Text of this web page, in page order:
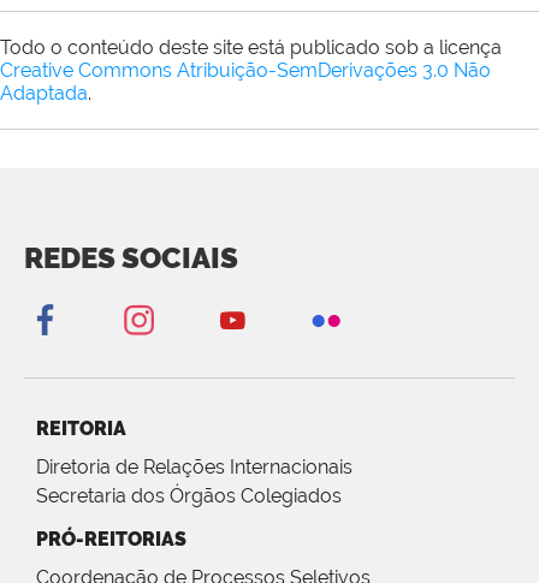
Todo o conteúdo deste site está publicado sob a licença
Creative Commons Atribuição-SemDerivações 3.0 Não
Adaptada.
REDES SOCIAIS
REITORIA
Diretoria de Relações Internacionais
Secretaria dos Órgãos Colegiados
PRÓ-REITORIAS
Coordenação de Processos Seletivos